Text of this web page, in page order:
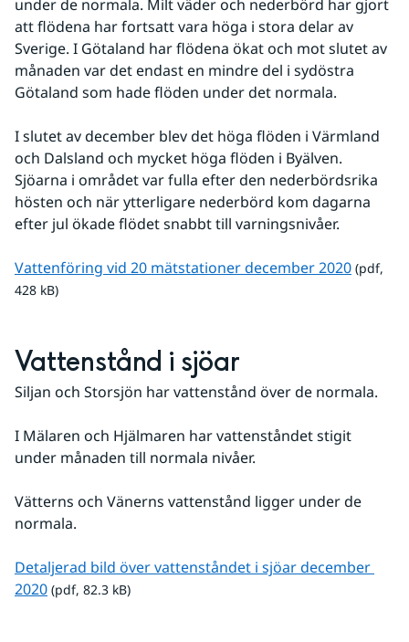
under de normala. Milt väder och nederbörd har gjort
att flödena har fortsatt vara höga i stora delar av
Sverige. I Götaland har flödena ökat och mot slutet av
månaden var det endast en mindre del i sydöstra
Götaland som hade flöden under det normala.
I slutet av december blev det höga flöden i Värmland
och Dalsland och mycket höga flöden i Byälven.
Sjöarna i området var fulla efter den nederbördsrika
hösten och när ytterligare nederbörd kom dagarna
efter jul ökade flödet snabbt till varningsnivåer.
Vattenföring vid 20 mätstationer december 2020pdf, 428
(pdf,
428 kB)
Vattenstånd i sjöar
Siljan och Storsjön har vattenstånd över de normala.
I Mälaren och Hjälmaren har vattenståndet stigit
under månaden till normala nivåer.
Vätterns och Vänerns vattenstånd ligger under de
normala.
Detaljerad bild över vattenståndet i sjöar december
2020pdf, 82.3 kB.
(pdf, 82.3 kB)